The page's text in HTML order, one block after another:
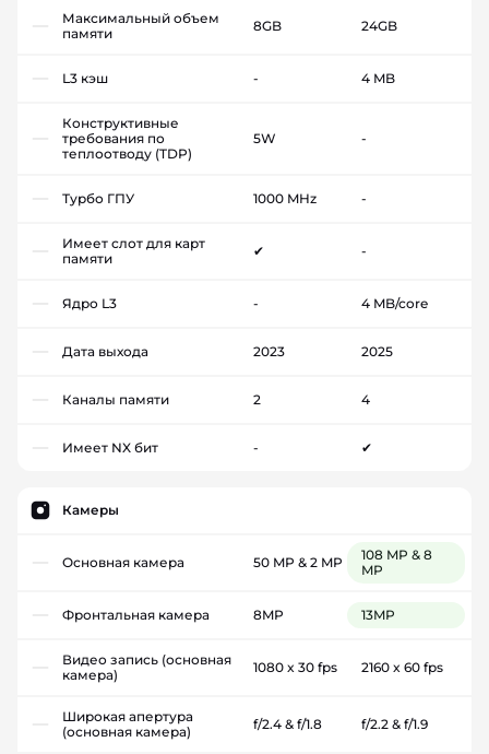
Максимальный объем
памяти
8GB 24GB
L3 кэш - 4 MB
Конструктивные
требования по
теплоотводу (TDP)
5W -
Турбо ГПУ 1000 MHz -
Имеет слот для карт
памяти
✔ -
Ядро L3 - 4 MB/core
Дата выхода 2023 2025
Каналы памяти 2 4
Имеет NX бит - ✔
Камеры
Основная камера 50 MP & 2 MP
108 MP & 8
MP
Фронтальная камера 8MP 13MP
Видео запись (основная
камера)
1080 x 30 fps 2160 x 60 fps
Широкая апертура
(основная камера)
f/2.4 & f/1.8 f/2.2 & f/1.9